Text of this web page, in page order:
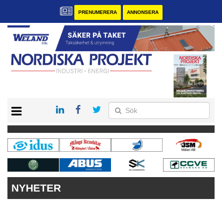
PRENUMERERA ANNONSERA
KONTAKT
VÅRA ANDRA MAGASIN
PRENUMERERA
ANNONSERA
NYHETER